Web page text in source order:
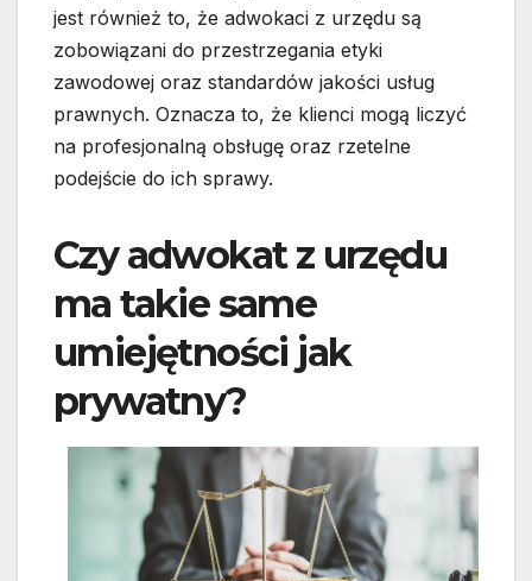
jest również to, że adwokaci z urzędu są
zobowiązani do przestrzegania etyki
zawodowej oraz standardów jakości usług
prawnych. Oznacza to, że klienci mogą liczyć
na profesjonalną obsługę oraz rzetelne
podejście do ich sprawy.
Czy adwokat z urzędu
ma takie same
umiejętności jak
prywatny?